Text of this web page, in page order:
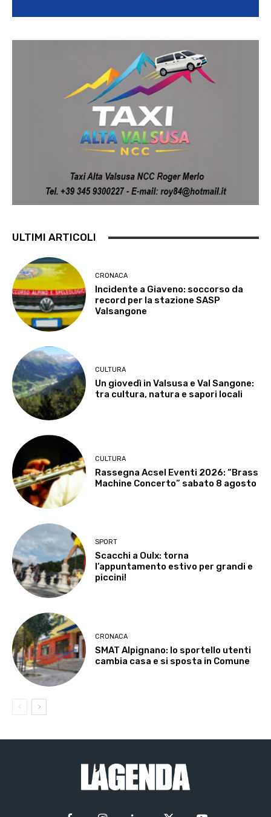
ULTIMI ARTICOLI
CRONACA
Incidente a Giaveno: soccorso da
record per la stazione SASP
Valsangone
CULTURA
Un giovedì in Valsusa e Val Sangone:
tra cultura, natura e sapori locali
CULTURA
Rassegna Acsel Eventi 2026: “Brass
Machine Concerto” sabato 8 agosto
SPORT
Scacchi a Oulx: torna
l’appuntamento estivo per grandi e
piccini!
CRONACA
SMAT Alpignano: lo sportello utenti
cambia casa e si sposta in Comune